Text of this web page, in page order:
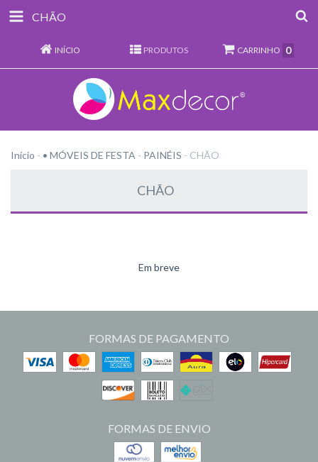
CHÃO
INÍCIO PRODUTOS CARRINHO 0
Início - • MÓVEIS DE FESTA - PAINÉIS - CHÃO
CHÃO
Em breve
FORMAS DE PAGAMENTO
FORMAS DE ENVIO